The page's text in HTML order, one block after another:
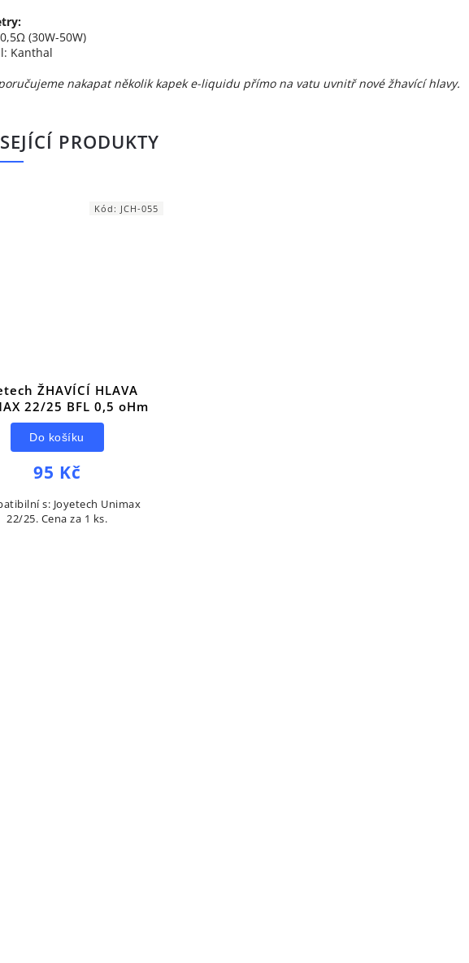
(30W-50W)
Kanthal
nakapat několik kapek e-liquidu přímo na vatu uvnitř nové žhavící hlavy.
PRODUKTY
ŽHAVÍCÍ HLAVA
22/25 BFL 0,5 oHm
95 Kč
Do košíku
s: Joyetech Unimax
22/25. Cena za 1 ks.
Kód: JCH-055